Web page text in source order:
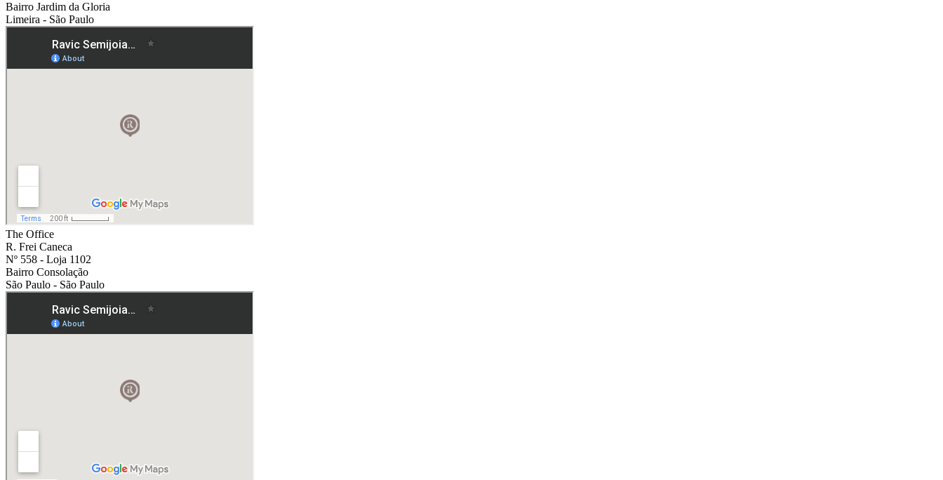
Bairro Jardim da Gloria
Limeira - São Paulo
The Office
R. Frei Caneca
Nº 558 - Loja 1102
Bairro Consolação
São Paulo - São Paulo